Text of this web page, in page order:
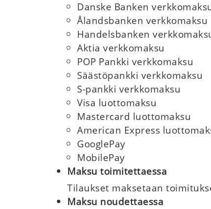
Danske Banken
Ålandsbanken verkkomaksu
Handelsbanken
Aktia verkkomaksu
POP Pankki verkkomaksu
Säästöpankki verkkomaksu
S-pankki verkkomaksu
Visa luottomaksu
Mastercard luottomaksu
American Express
GooglePay
MobilePay
Maksu toimitettaessa
Tilaukset maksetaan
Maksu noudettaessa